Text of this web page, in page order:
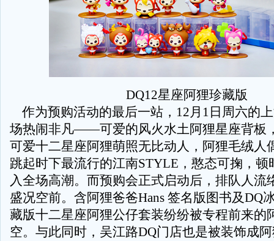
DQ12星座阿狸珍藏版
作为预购活动的最后一站，12月1日周六的
场热闹非凡——可爱的风火水土阿狸星座背板
可爱十二星座阿狸萌照无比动人，阿狸毛绒人
跳起时下最流行的江南STYLE，憨态可掬，顿
入全场高潮。而预购会正式启动后，排队人流
盛况空前。含阿狸爸爸Hans 签名版图书及DQ
藏版十二星座阿狸公仔套装纷纷被专程前来的
空。与此同时，吴江路DQ门店也是被装饰成